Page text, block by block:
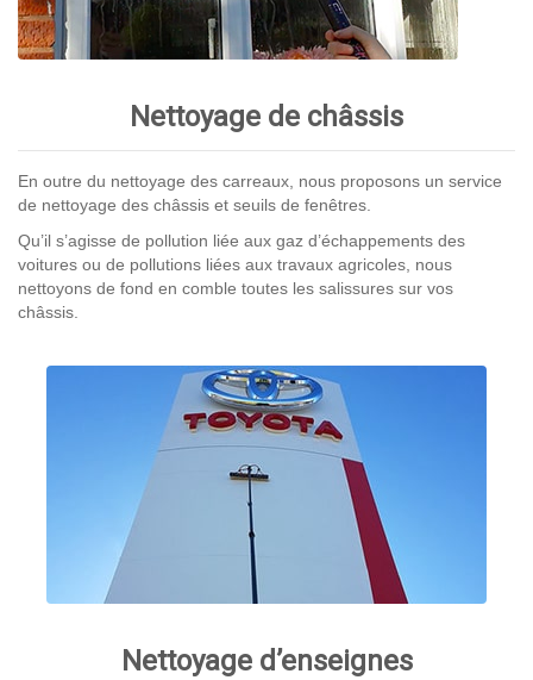
Nettoyage de châssis
En outre du nettoyage des carreaux, nous proposons un service
de nettoyage des châssis et seuils de fenêtres.
Qu’il s’agisse de pollution liée aux gaz d’échappements des
voitures ou de pollutions liées aux travaux agricoles, nous
nettoyons de fond en comble toutes les salissures sur vos
châssis.
Nettoyage d’enseignes